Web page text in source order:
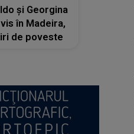
și Georgina
în Madeira,
de poveste